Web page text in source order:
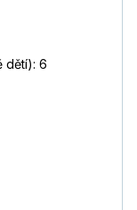
dětí): 6